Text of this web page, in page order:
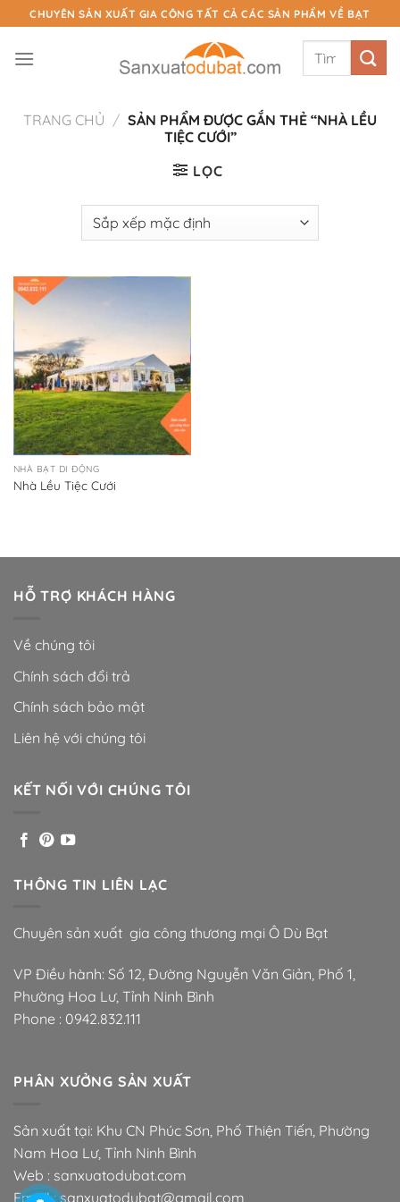
Chuyển
đến
nội
CHUYÊN SẢN XUẤT GIA CÔNG TẤT CẢ CÁC SẢN PHẨM VỀ BẠT
Tìm
TRANG CHỦ / SẢN PHẨM ĐƯỢC GẮN THẺ “NHÀ LỀU
TIỆC CƯỚI”
LỌC
NHÀ BẠT DI ĐỘNG
Nhà Lều Tiệc Cưới
HỖ TRỢ KHÁCH HÀNG
Về chúng tôi
Chính sách đổi trả
Chính sách bảo mật
Liên hệ với chúng tôi
KẾT NỐI VỚI CHÚNG TÔI
THÔNG TIN LIÊN LẠC
Chuyên sản xuất gia công thương mại Ô Dù Bạt
VP Điều hành: Số 12, Đường Nguyễn Văn Giản, Phố 1,
Phường Hoa Lư, Tỉnh Ninh Bình
Phone : 0942.832.111
PHÂN XƯỞNG SẢN XUẤT
Sản xuất tại: Khu CN Phúc Sơn, Phố Thiện Tiến, Phường
Nam Hoa Lư, Tỉnh Ninh Bình
Web : sanxuatodubat.com
Email : sanxuatodubat@gmail.com